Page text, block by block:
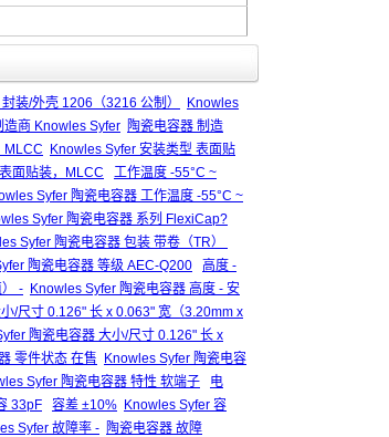
装/外壳 1206（3216 公制）
Knowles
造商 Knowles Syfer 陶瓷电容器 制造
MLCC
Knowles Syfer 安装类型 表面贴
面贴装，MLCC
工作温度 -55°C ~
Syfer 陶瓷电容器 工作温度 -55°C ~
Syfer 陶瓷电容器 系列 FlexiCap?
Syfer 陶瓷电容器 包装 带卷（TR）
陶瓷电容器 等级 AEC-Q200
高度 -
- Knowles Syfer 陶瓷电容器 高度 - 安
/尺寸 0.126" 长 x 0.063" 宽（3.20mm x
陶瓷电容器 大小/尺寸 0.126" 长 x
零件状态 在售
Knowles Syfer 陶瓷电容
Syfer 陶瓷电容器 特性 软端子
电
33pF 容差 ±10% Knowles Syfer 容
Syfer 故障率 - 陶瓷电容器 故障